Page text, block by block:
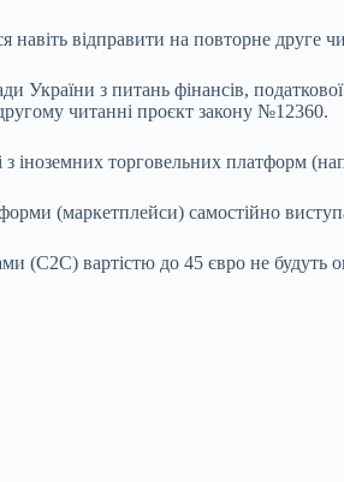
навіть відправити на повторне
України з питань фінансів,
читанні проєкт закону №12360.
з іноземних торговельних платформ
(маркетплейси) самостійно
(C2C) вартістю до 45 євро не будуть